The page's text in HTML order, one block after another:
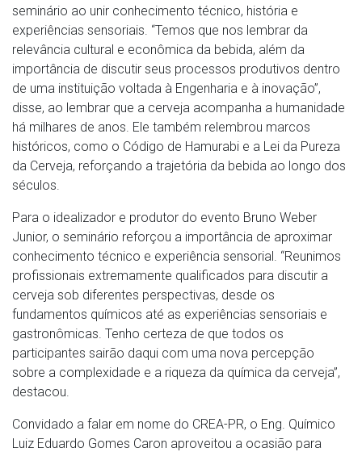
seminário ao unir conhecimento técnico, história e
experiências sensoriais. “Temos que nos lembrar da
relevância cultural e econômica da bebida, além da
importância de discutir seus processos produtivos dentro
de uma instituição voltada à Engenharia e à inovação”,
disse, ao lembrar que a cerveja acompanha a humanidade
há milhares de anos. Ele também relembrou marcos
históricos, como o Código de Hamurabi e a Lei da Pureza
da Cerveja, reforçando a trajetória da bebida ao longo dos
séculos.
Para o idealizador e produtor do evento Bruno Weber
Junior, o seminário reforçou a importância de aproximar
conhecimento técnico e experiência sensorial. “Reunimos
profissionais extremamente qualificados para discutir a
cerveja sob diferentes perspectivas, desde os
fundamentos químicos até as experiências sensoriais e
gastronômicas. Tenho certeza de que todos os
participantes sairão daqui com uma nova percepção
sobre a complexidade e a riqueza da química da cerveja”,
destacou.
Convidado a falar em nome do CREA-PR, o Eng. Químico
Luiz Eduardo Gomes Caron aproveitou a ocasião para